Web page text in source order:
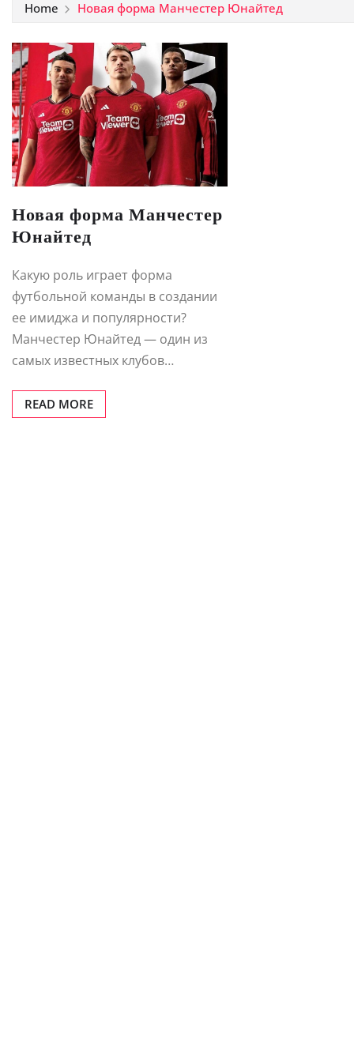
Home Новая форма Манчестер Юнайтед
Новая форма Манчестер
Юнайтед
Какую роль играет форма
футбольной команды в создании
ее имиджа и популярности?
Манчестер Юнайтед — один из
самых известных клубов…
READ MORE